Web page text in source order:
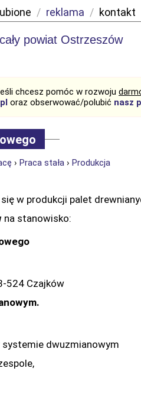
/ reklama / kontakt
Szukaj
chcesz pomóc w rozwoju
oraz obserwować/polubić nasz
› Praca stała › Produkcja
w produkcji palet
na stanowisko:
524 Czajków
dwuzmianowym